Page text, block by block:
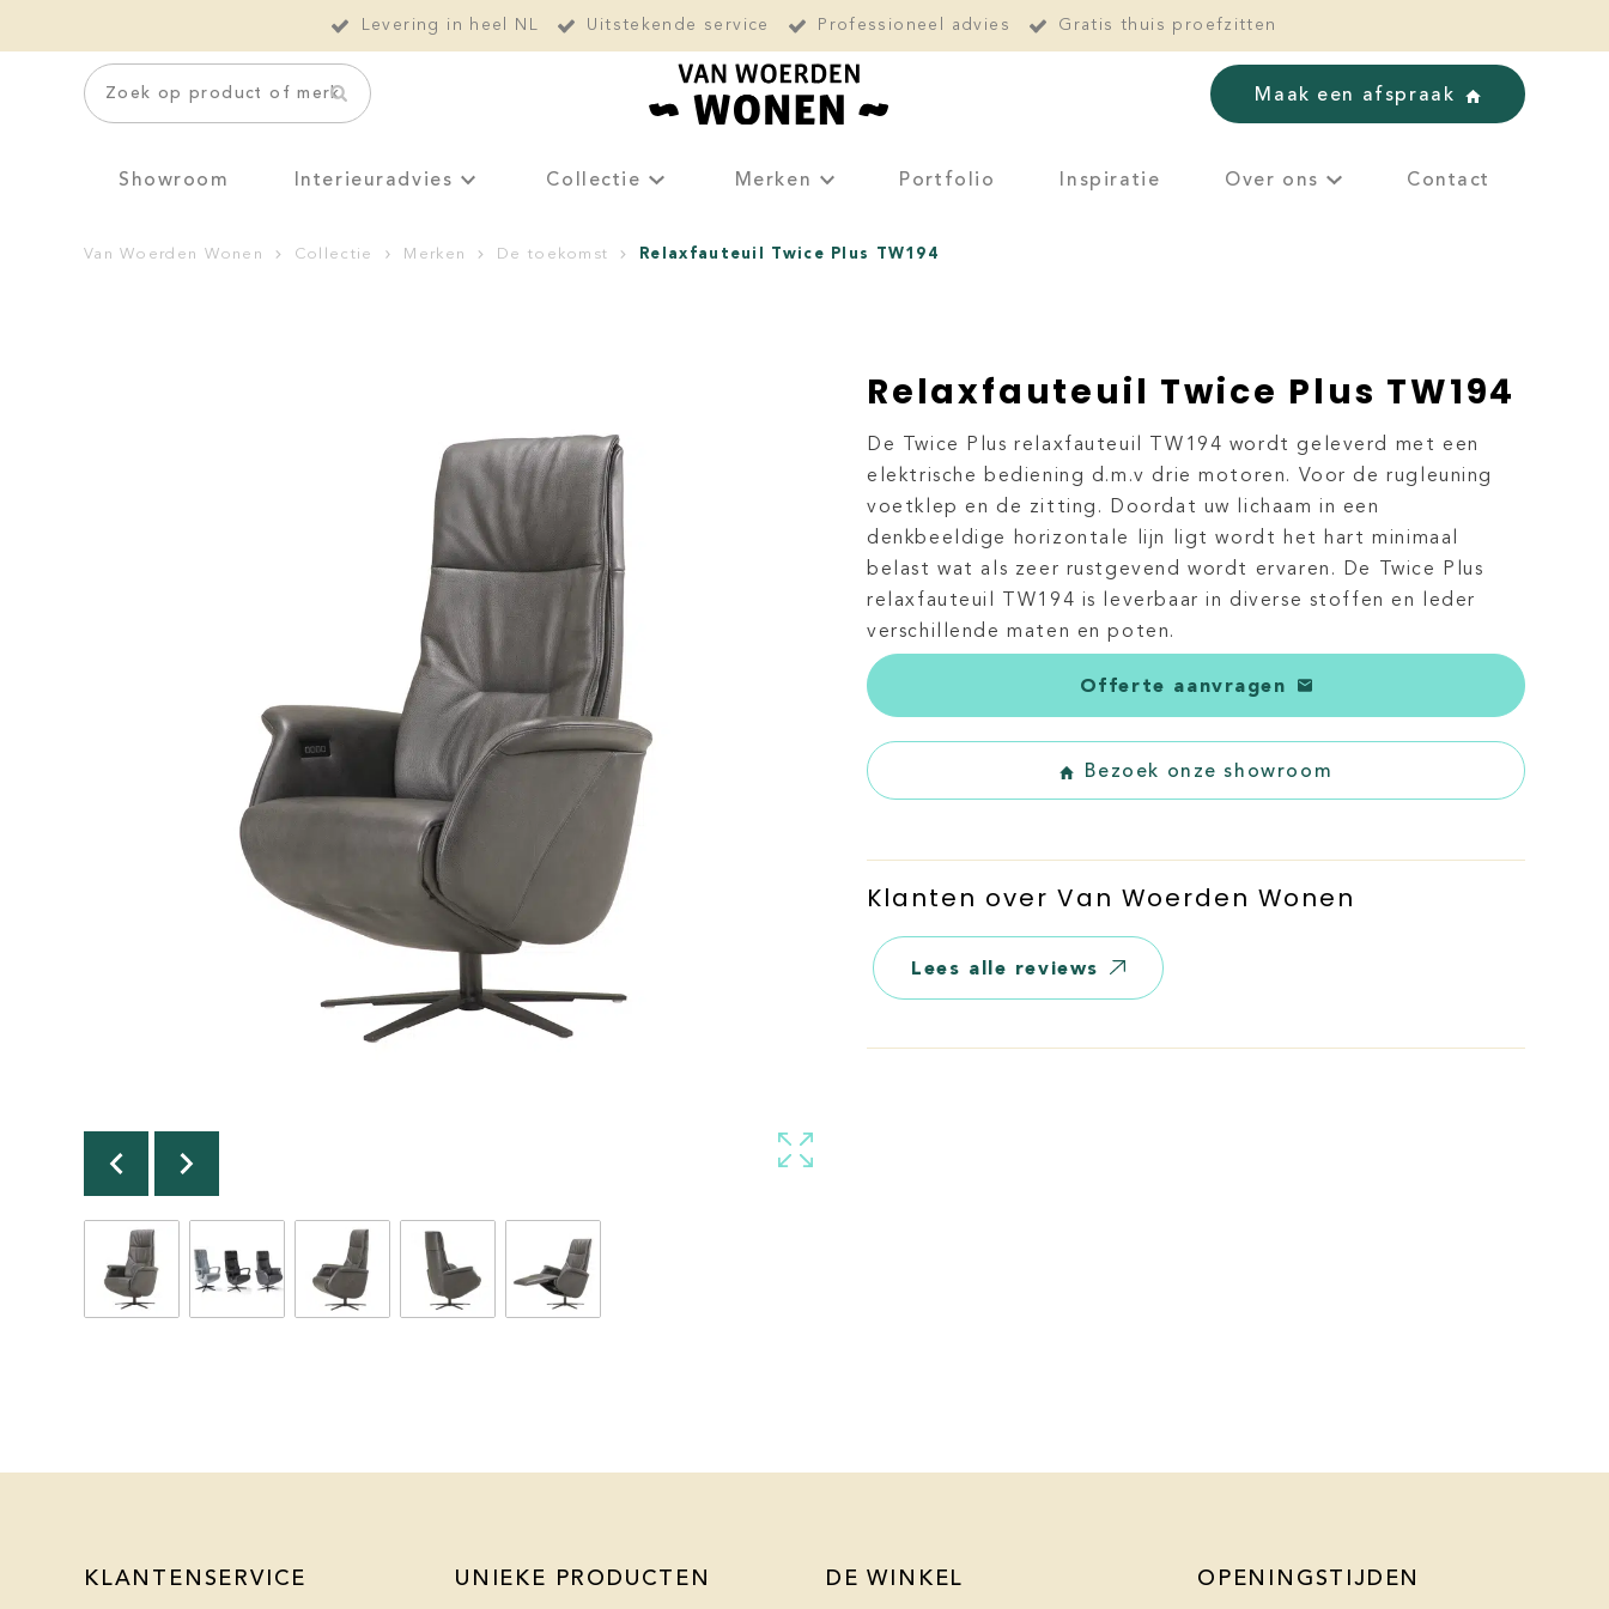
Levering in heel NL Uitstekende service Professioneel advies Gratis thuis proefzitten
Zoek op product of merk Maak een afspraak
Showroom Interieuradvies Collectie Merken Portfolio Inspiratie Over ons Contact
Van Woerden Wonen Collectie Merken De toekomst Relaxfauteuil Twice Plus TW194
Relaxfauteuil Twice Plus TW194
De Twice Plus relaxfauteuil TW194 wordt geleverd met een
elektrische bediening d.m.v drie motoren. Voor de rugleuning
voetklep en de zitting. Doordat uw lichaam in een
denkbeeldige horizontale lijn ligt wordt het hart minimaal
belast wat als zeer rustgevend wordt ervaren. De Twice Plus
relaxfauteuil TW194 is leverbaar in diverse stoffen en leder
verschillende maten en poten.
Offerte aanvragen
Bezoek onze showroom
Klanten over Van Woerden Wonen
Lees alle reviews
KLANTENSERVICE UNIEKE PRODUCTEN DE WINKEL OPENINGSTIJDEN